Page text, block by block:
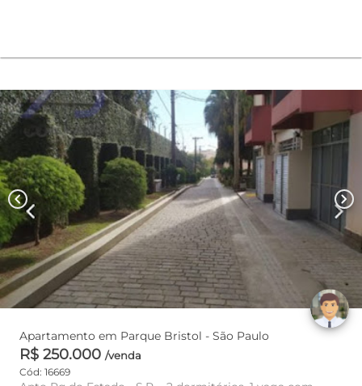
chevron_left chevron_right
Apartamento em Parque Bristol - São Paulo
R$ 250.000 /venda
Cód: 16669